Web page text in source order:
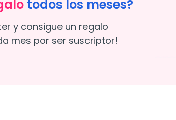
todos los meses?
y consigue un regalo
mes por ser suscriptor!